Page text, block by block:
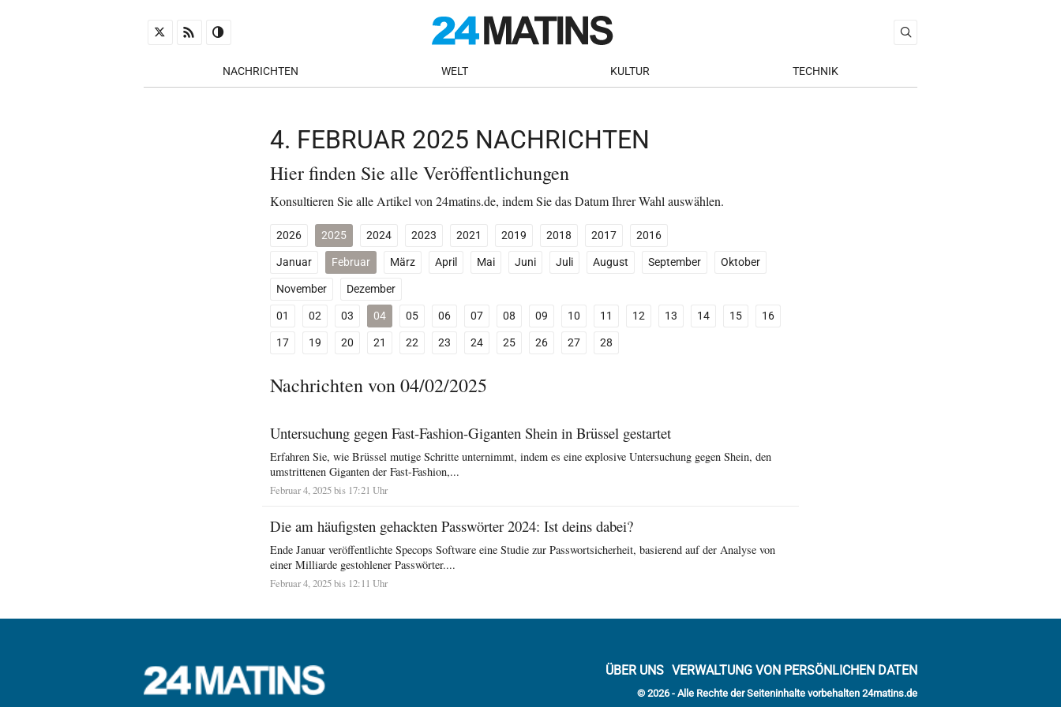
NACHRICHTEN WELT KULTUR TECHNIK
4. FEBRUAR 2025 NACHRICHTEN
Hier finden Sie alle Veröffentlichungen
Konsultieren Sie alle Artikel von 24matins.de, indem Sie das Datum Ihrer Wahl auswählen.
2026 2025 2024 2023 2021 2019 2018 2017
2016
Januar
Februar März April Mai Juni Juli August September
Oktober
November
Dezember
01
02 03 04 05 06 07 08 09 10 11 12 13 14 15
16
17
19 20 21 22 23 24 25 26 27 28
Nachrichten von 04/02/2025
Untersuchung gegen Fast-Fashion-Giganten Shein in Brüssel gestartet
Erfahren Sie, wie Brüssel mutige Schritte unternimmt, indem es eine explosive Untersuchung gegen Shein, den
umstrittenen Giganten der Fast-Fashion,...
Februar 4, 2025 bis 17:21 Uhr
Die am häufigsten gehackten Passwörter 2024: Ist deins dabei?
Ende Januar veröffentlichte Specops Software eine Studie zur Passwortsicherheit, basierend auf der Analyse von
einer Milliarde gestohlener Passwörter....
Februar 4, 2025 bis 12:11 Uhr
ÜBER UNS VERWALTUNG VON PERSÖNLICHEN DATEN
© 2026 - Alle Rechte der Seiteninhalte vorbehalten 24matins.de